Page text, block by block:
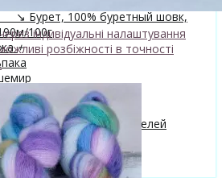
Бурет, 100% буретный шовк,
100г
+
вовна
з кід мохером
та описи в'язаних моделей
та аксессуари+
для пряжі
індивідуальні налаштування
розбіжності в точності